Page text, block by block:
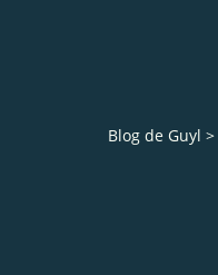
Blog de Guyl >